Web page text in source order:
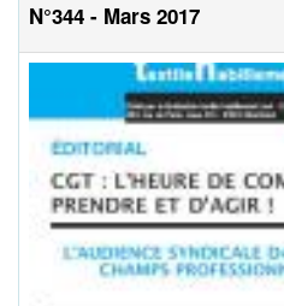
N°344 - Mars 2017